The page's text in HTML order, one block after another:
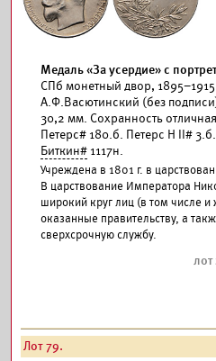
Медаль «За усердие» с
СПб монетный двор, 1895–1915
А.Ф.Васютинский (без
30,2 мм. Сохранность
Петерс# 180.б. Петерс Н II# 3.б.
Биткин# 1117н.
Учреждена в 1801 г. в
В царствование Императора
широкий круг лиц (в том числе
оказанные правительству, а
сверхсрочную службу.
Лот 79.